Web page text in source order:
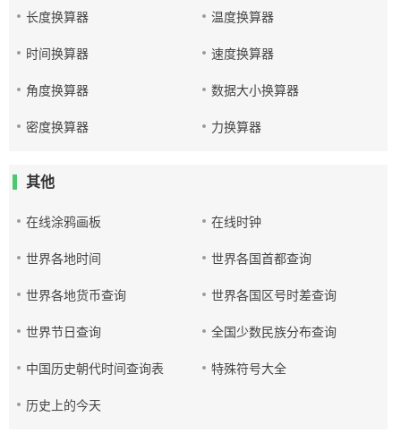
长度换算器 温度换算器
时间换算器 速度换算器
角度换算器 数据大小换算器
密度换算器 力换算器
其他
在线涂鸦画板 在线时钟
世界各地时间 世界各国首都查询
世界各地货币查询 世界各国区号时差查询
世界节日查询 全国少数民族分布查询
中国历史朝代时间查询表 特殊符号大全
历史上的今天